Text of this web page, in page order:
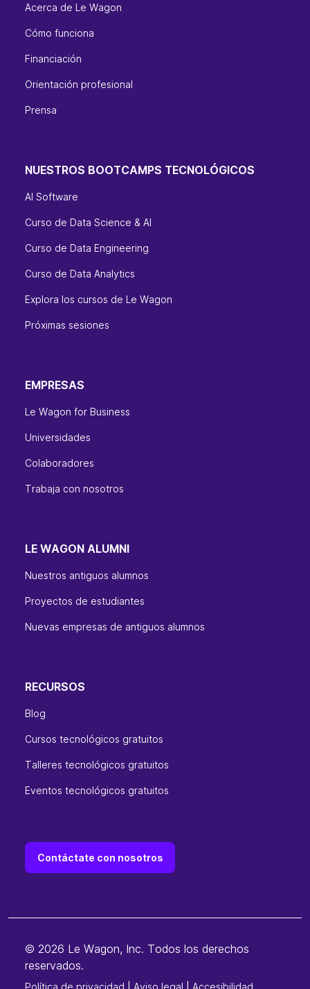
Acerca de Le Wagon
Cómo funciona
Financiación
Orientación profesional
Prensa
NUESTROS BOOTCAMPS TECNOLÓGICOS
AI Software
Curso de Data Science & AI
Curso de Data Engineering
Curso de Data Analytics
Explora los cursos de Le Wagon
Próximas sesiones
EMPRESAS
Le Wagon for Business
Universidades
Colaboradores
Trabaja con nosotros
LE WAGON ALUMNI
Nuestros antiguos alumnos
Proyectos de estudiantes
Nuevas empresas de antiguos alumnos
RECURSOS
Blog
Cursos tecnológicos gratuitos
Talleres tecnológicos gratuitos
Eventos tecnológicos gratuitos
Contáctate con nosotros
© 2026 Le Wagon, Inc. Todos los derechos
reservados.
Política de privacidad Aviso legal Accesibilidad